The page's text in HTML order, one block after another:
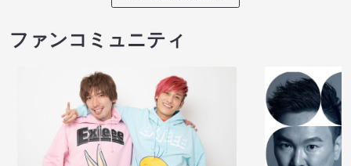
ファンコミュニティ